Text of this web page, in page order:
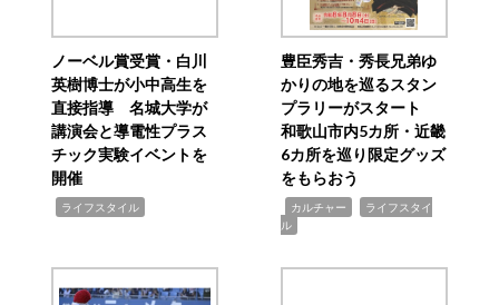
ノーベル賞受賞・白川
英樹博士が小中高生を
直接指導 名城大学が
講演会と導電性プラス
チック実験イベントを
開催
ライフスタイル
豊臣秀吉・秀長兄弟ゆ
かりの地を巡るスタン
プラリーがスタート
和歌山市内5カ所・近畿
6カ所を巡り限定グッズ
をもらおう
カルチャー
ライフスタイ
ル